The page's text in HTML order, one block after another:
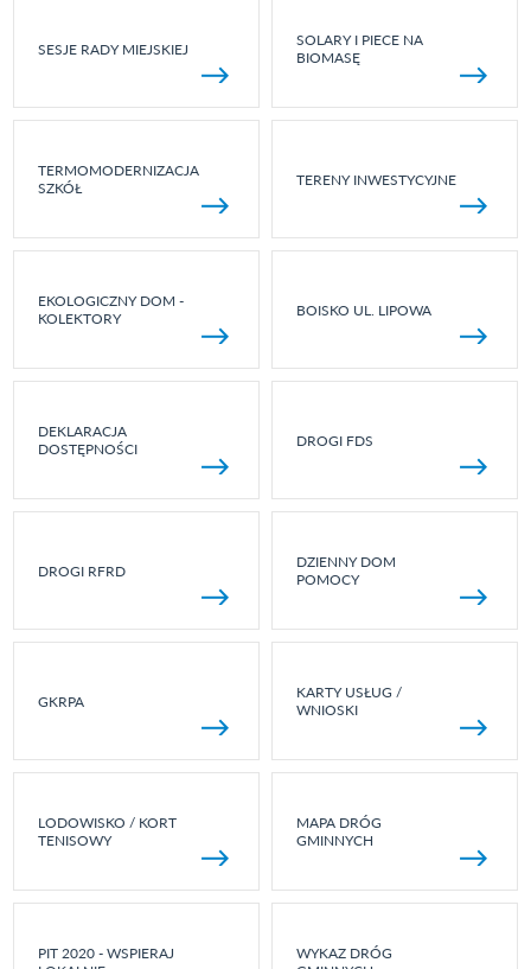
SESJE RADY MIEJSKIEJ
SOLARY I PIECE NA
BIOMASĘ
TERMOMODERNIZACJA
SZKÓŁ
TERENY INWESTYCYJNE
EKOLOGICZNY DOM -
KOLEKTORY
BOISKO UL. LIPOWA
DEKLARACJA
DOSTĘPNOŚCI
DROGI FDS
DROGI RFRD
DZIENNY DOM
POMOCY
GKRPA
KARTY USŁUG /
WNIOSKI
LODOWISKO / KORT
TENISOWY
MAPA DRÓG
GMINNYCH
PIT 2020 - WSPIERAJ
WYKAZ DRÓG